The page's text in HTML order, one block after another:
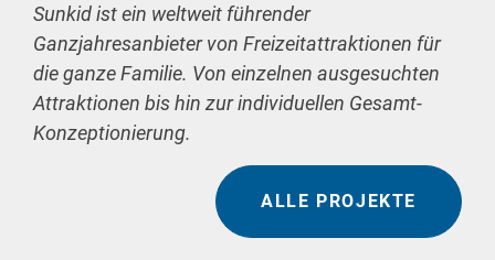
Sunkid ist ein weltweit führender
Ganzjahresanbieter von Freizeitattraktionen für
die ganze Familie. Von einzelnen ausgesuchten
Attraktionen bis hin zur individuellen Gesamt-
Konzeptionierung.
ALLE PROJEKTE